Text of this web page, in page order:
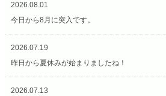
2026.08.01
今日から8月に突入です。
2026.07.19
昨日から夏休みが始まりましたね！
2026.07.13